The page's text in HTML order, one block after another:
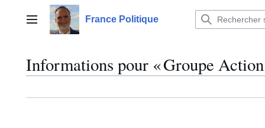
contenuMenu principalFrance Politique
Informations pour « Groupe